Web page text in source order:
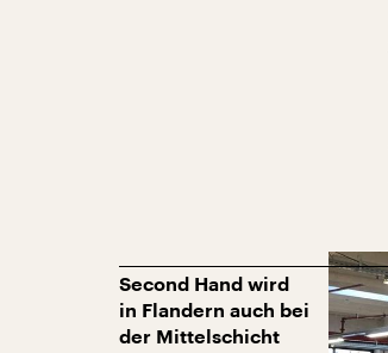
Second Hand wird
in Flandern auch bei
der Mittelschicht